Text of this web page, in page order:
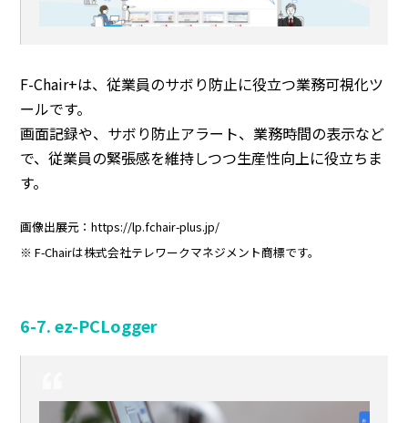
F-Chair+は、従業員のサボり防止に役立つ業務可視化ツ
ールです。
画面記録や、サボり防止アラート、業務時間の表示など
で、従業員の緊張感を維持しつつ生産性向上に役立ちま
す。
画像出展元：https://lp.fchair-plus.jp/
※ F-Chairは株式会社テレワークマネジメント商標です。
6-7. ez-PCLogger